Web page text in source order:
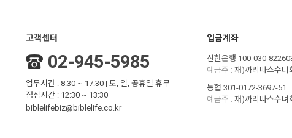
고객센터
02-945-5985
업무시간 : 8:30 ~ 17:30 | 토, 일, 공휴일 휴무
점심시간 : 12:30 ~ 13:30
biblelifebiz@biblelife.co.kr
입금계좌
신한은행 100-030-
예금주 : 재)까리따스수녀
농협 301-0172-3697-51
예금주 : 재)까리따스수녀